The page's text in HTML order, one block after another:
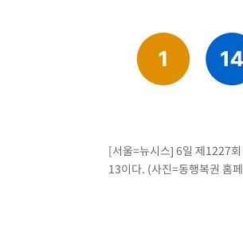
트럼프, 한국계 진보 주지사 후
"美간섭에 합의 지연"…트럼프, '
[속보]산업장관 "李정부, 원전
[서울=뉴시스] 6일 제1227
13이다. (사진=동행복권 홈